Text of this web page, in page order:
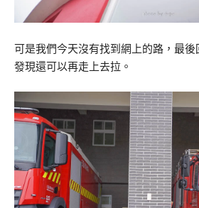
可是我們今天沒有找到網上的路，最
發現還可以再走上去拉。